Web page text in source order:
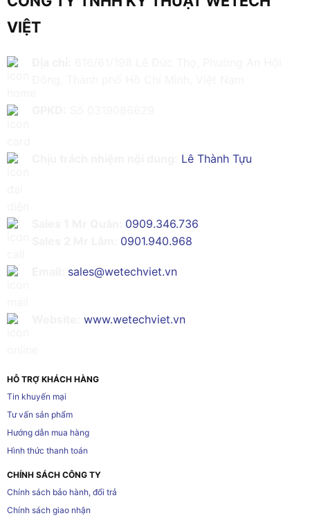
VIỆT
Lê Thành Tựu
0909.346.736
0901.940.968
sales@wetechviet.vn
www.wetechviet.vn
HỖ TRỢ KHÁCH HÀNG
Tin khuyến mại
Tư vấn sản phẩm
Hướng dẫn mua hàng
Hình thức thanh toán
CHÍNH SÁCH CÔNG TY
Chính sách bảo hành, đổi trả
Chính sách giao nhận